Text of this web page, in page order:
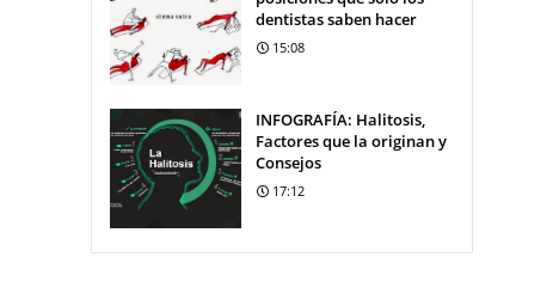
dentistas saben hacer
15:08
INFOGRAFÍA: Halitosis,
Factores que la originan y
Consejos
17:12